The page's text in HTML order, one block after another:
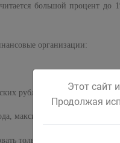
большой процент
организации:
рублях.
максимальный процент,
только поручителей и
Этот сайт
Продолжая